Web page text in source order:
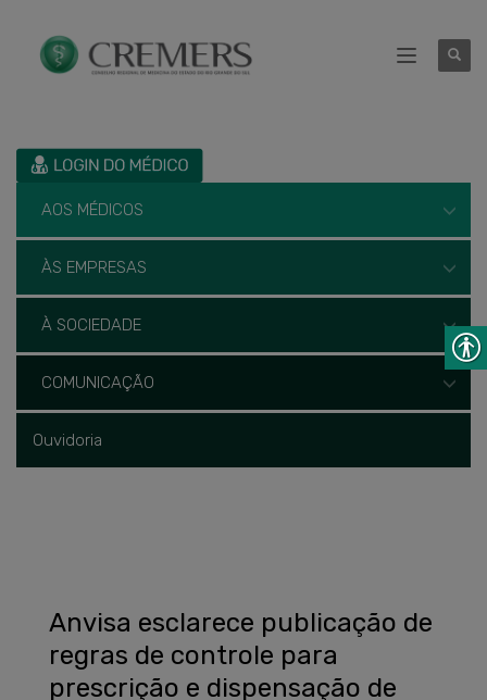
AOS MÉDICOS
ÀS EMPRESAS
À SOCIEDADE
COMUNICAÇÃO
Ouvidoria
Anvisa esclarece publicação de
regras de controle para
prescrição e dispensação de